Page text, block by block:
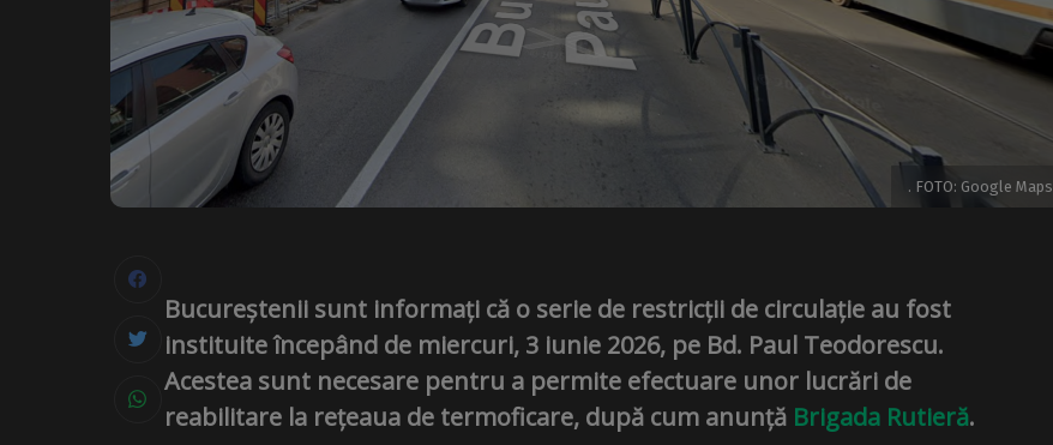
. FOTO: Google Maps
Bucureștenii sunt informați că o serie de restricții de circulație au fost
instituite începând de miercuri, 3 iunie 2026, pe Bd. Paul Teodorescu.
Acestea sunt necesare pentru a permite efectuare unor lucrări de
reabilitare la rețeaua de termoficare, după cum anunță Brigada Rutieră.